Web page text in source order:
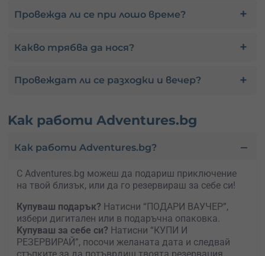
Провежда ли се при лошо време?
Какво трябва да нося?
Провеждат ли се разходки и вечер?
Kак работи Adventures.bg
Как работи Adventures.bg?
С Adventures.bg можеш да подариш приключение
на твой близък, или да го резервираш за себе си!
Купуваш подарък? Натисни “ПОДАРИ ВАУЧЕР”,
избери дигитален или в подаръчна опаковка.
Kупуваш за себе си? Натисни “КУПИ И
РЕЗЕРВИРАЙ”, посочи желаната дата и следвай
стъпките за да потъврдиш твоята резервация.